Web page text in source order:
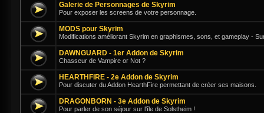
Galerie de Personnages de Skyrim
Pour exposer les screens de votre personnage.
MODS pour Skyrim
Modifications améliorant Skyrim en graphismes, sons, et gameplay -
DAWNGUARD - 1er Addon de Skyrim
Chasseur de Vampire or Not ?
HEARTHFIRE - 2e Addon de Skyrim
Pour discuter du Addon HearthFire permettant de créer ses maisons.
DRAGONBORN - 3e Addon de Skyrim
Pour parler de son séjour sur l'île de Solstheim !